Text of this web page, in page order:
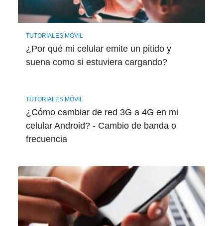
TUTORIALES MÓVIL
¿Por qué mi celular emite un pitido y
suena como si estuviera cargando?
TUTORIALES MÓVIL
¿Cómo cambiar de red 3G a 4G en mi
celular Android? - Cambio de banda o
frecuencia